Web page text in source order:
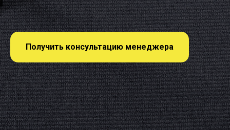
Получить консультацию менеджера